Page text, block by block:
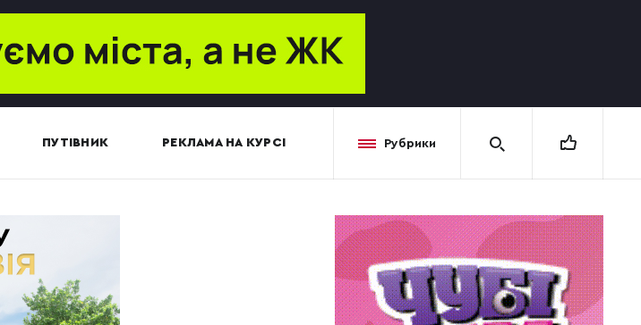
ПУТІВНИК РЕКЛАМА НА КУРСІ Рубрики